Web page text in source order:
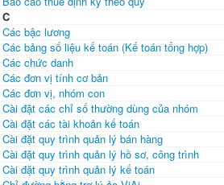
C
Các bậc lương
Các bảng số liệu kế toán (Kế toán tổng hợp)
Các chức danh
Các đơn vị tính cơ bản
Các đơn vị, nhóm con
Cài đặt các chỉ số thường dùng của nhóm
Cài đặt các tài khoản kế toán
Cài đặt quy trình quản lý bán hàng
Cài đặt quy trình quản lý hồ sơ, công trình
Cài đặt quy trình quản lý kế toán